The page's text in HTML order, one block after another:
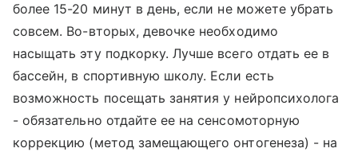
более 15-20 минут в день, если не можете убрать
совсем. Во-вторых, девочке необходимо
насыщать эту подкорку. Лучше всего отдать ее в
бассейн, в спортивную школу. Если есть
возможность посещать занятия у нейропсихолога
- обязательно отдайте ее на сенсомоторную
коррекцию (метод замещающего онтогенеза) - на